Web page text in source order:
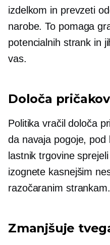
izdelkom in prevzeti
narobe. To pomaga
potencialnih strank in
vas.
Določa
Politika vračil določa
da navaja pogoje,
lastnik trgovine
izognete kasnejšim
razočaranim strankam.
Zmanjšuje